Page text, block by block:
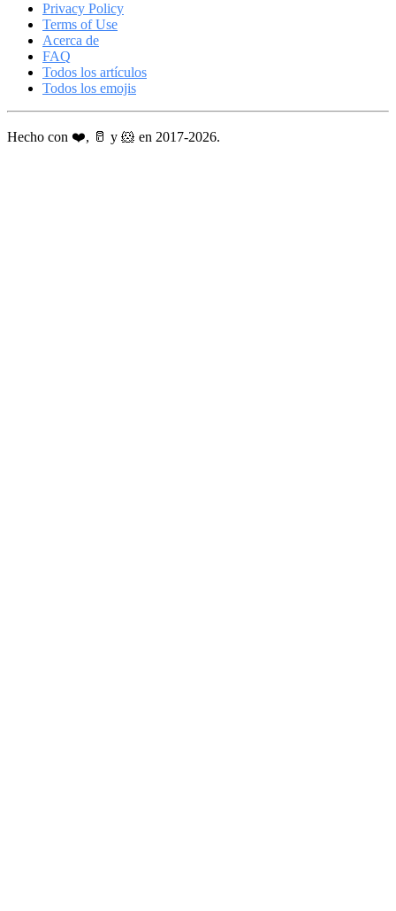
Privacy Policy
Terms of Use
Acerca de
FAQ
Todos los artículos
Todos los emojis
Hecho con ❤️, 🥛 y 🐹 en 2017-2026.